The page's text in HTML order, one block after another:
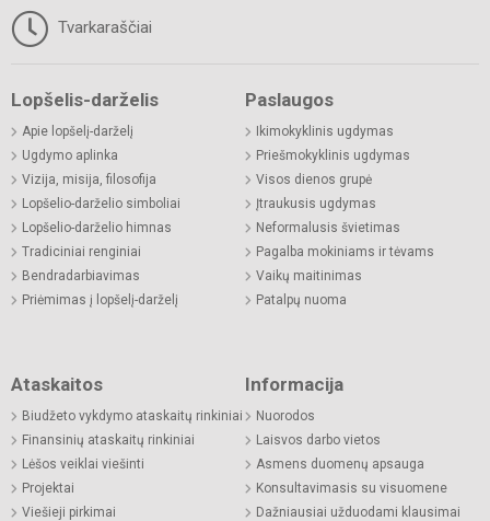
Tvarkaraščiai
Lopšelis-darželis
Apie lopšelį-darželį
Ugdymo aplinka
Vizija, misija, filosofija
Lopšelio-darželio simboliai
Lopšelio-darželio himnas
Tradiciniai renginiai
Bendradarbiavimas
Priėmimas į lopšelį-darželį
Paslaugos
Ikimokyklinis ugdymas
Priešmokyklinis ugdymas
Visos dienos grupė
Įtraukusis ugdymas
Neformalusis švietimas
Pagalba mokiniams ir tėvams
Vaikų maitinimas
Patalpų nuoma
Ataskaitos
Biudžeto vykdymo ataskaitų rinkiniai
Finansinių ataskaitų rinkiniai
Lėšos veiklai viešinti
Projektai
Viešieji pirkimai
Informacija
Nuorodos
Laisvos darbo vietos
Asmens duomenų apsauga
Konsultavimasis su visuomene
Dažniausiai užduodami klausimai